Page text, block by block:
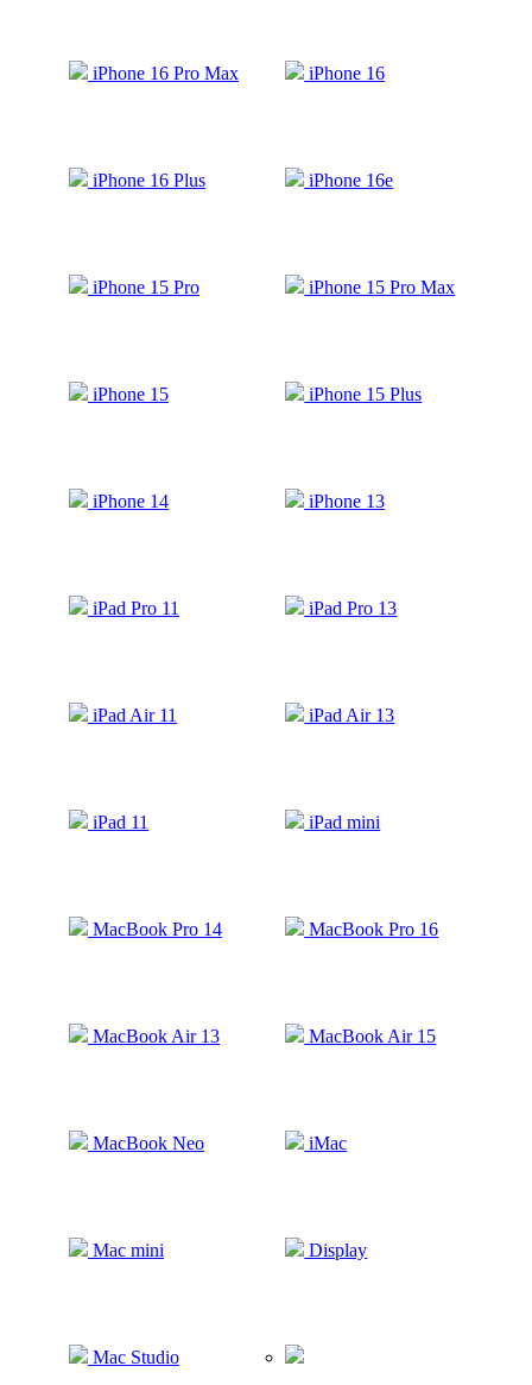
iPhone 16 Pro Max iPhone 16
iPhone 16 Plus iPhone 16e
iPhone 15 Pro iPhone 15 Pro Max
iPhone 15 iPhone 15 Plus
iPhone 14 iPhone 13
iPad Pro 11 iPad Pro 13
iPad Air 11 iPad Air 13
iPad 11 iPad mini
MacBook Pro 14 MacBook Pro 16
MacBook Air 13 MacBook Air 15
MacBook Neo iMac
Mac mini Display
Mac Studio